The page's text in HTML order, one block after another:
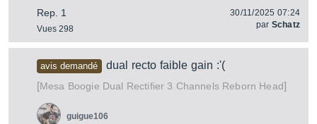
Rep. 1
Vues 298
30/11/2025 07:24
par Schatz
avis demandé
dual recto faible gain :'(
[Mesa Boogie Dual Rectifier 3 Channels Reborn Head]
guigue106